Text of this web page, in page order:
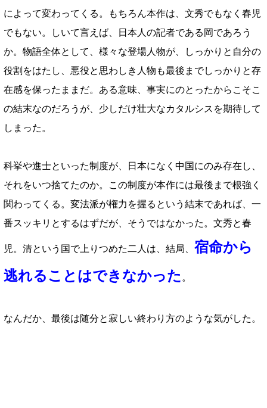
によって変わってくる。もちろん本作は、文秀でもなく春児
でもない。しいて言えば、日本人の記者である岡であろう
か。物語全体として、様々な登場人物が、しっかりと自分の
役割をはたし、悪役と思わしき人物も最後までしっかりと存
在感を保ったままだ。ある意味、事実にのとったからこそこ
の結末なのだろうが、少しだけ壮大なカタルシスを期待して
しまった。
科挙や進士といった制度が、日本になく中国にのみ存在し、
それをいつ捨てたのか。この制度が本作には最後まで根強く
関わってくる。変法派が権力を握るという結末であれば、一
番スッキリとするはずだが、そうではなかった。文秀と春
児。清という国で上りつめた二人は、結局、 宿命から
逃れることはできなかった 。
なんだか、最後は随分と寂しい終わり方のような気がした。